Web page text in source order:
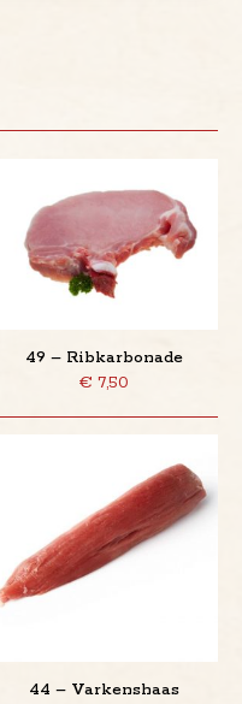
49 – Ribkarbonade
€ 7,50
44 – Varkenshaas